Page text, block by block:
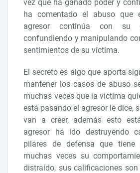
vez que ha ganado poder y
ha comentado el abuso que
agresor continúa con su
confundiendo y manipulando
sentimientos de su víctima.
El secreto es algo que aporta
mantener los casos de abuso
muchas veces que la víctima
está pasando el agresor le dice,
van a creer, además esto
agresor ha ido destruyendo
pilares de defensa que
muchas veces su
distraído, sus calificaciones